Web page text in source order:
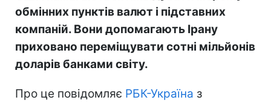
обмінних пунктів валют і підставних
компаній. Вони допомагають Ірану
приховано переміщувати сотні мільйонів
доларів банками світу.
Про це повідомляє РБК-Україна з